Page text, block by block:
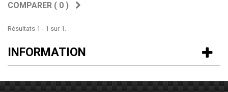
COMPARER ( 0 )
Résultats 1 - 1 sur 1.
INFORMATION